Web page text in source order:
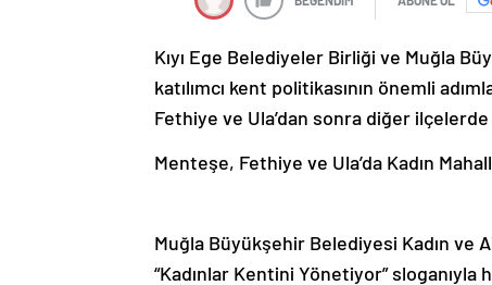
Kıyı Ege Belediyeler Birliği ve Muğla
katılımcı kent politikasının önemli
Fethiye ve Ula’dan sonra diğer
Menteşe, Fethiye ve Ula’da Kadın
Muğla Büyükşehir Belediyesi Kadın ve
“Kadınlar Kentini Yönetiyor”